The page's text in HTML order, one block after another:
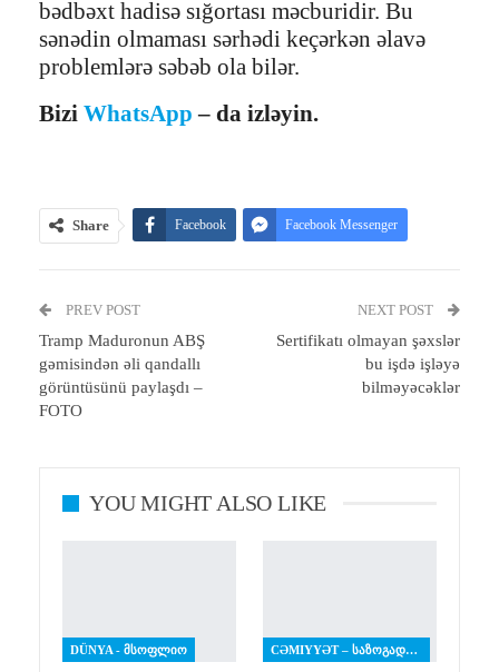
bədbəxt hadisə sığortası məcburidir. Bu
sənədin olmaması sərhədi keçərkən əlavə
problemlərə səbəb ola bilər.
Bizi WhatsApp – da izləyin.
Share Facebook Facebook Messenger
Email
PREV POST
Tramp Maduronun ABŞ
gəmisindən əli qandallı
görüntüsünü paylaşdı –
FOTO
NEXT POST
Sertifikatı olmayan şəxslər
bu işdə işləyə
bilməyəcəklər
YOU MIGHT ALSO LIKE
DÜNYA - ᲛᲡᲝᲤᲚᲘᲝ CƏMIYYƏT – ᲡᲐᲖᲝᲒᲐᲓᲝᲔᲑᲐ